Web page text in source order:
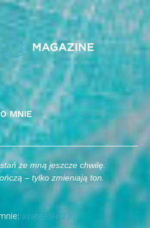
O MNIE
ze mną jeszcze chwilę.
– tylko zmieniają ton.
avatea@o2.pl